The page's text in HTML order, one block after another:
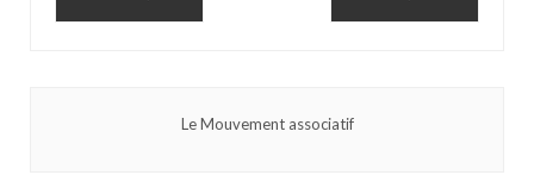
Le Mouvement associatif